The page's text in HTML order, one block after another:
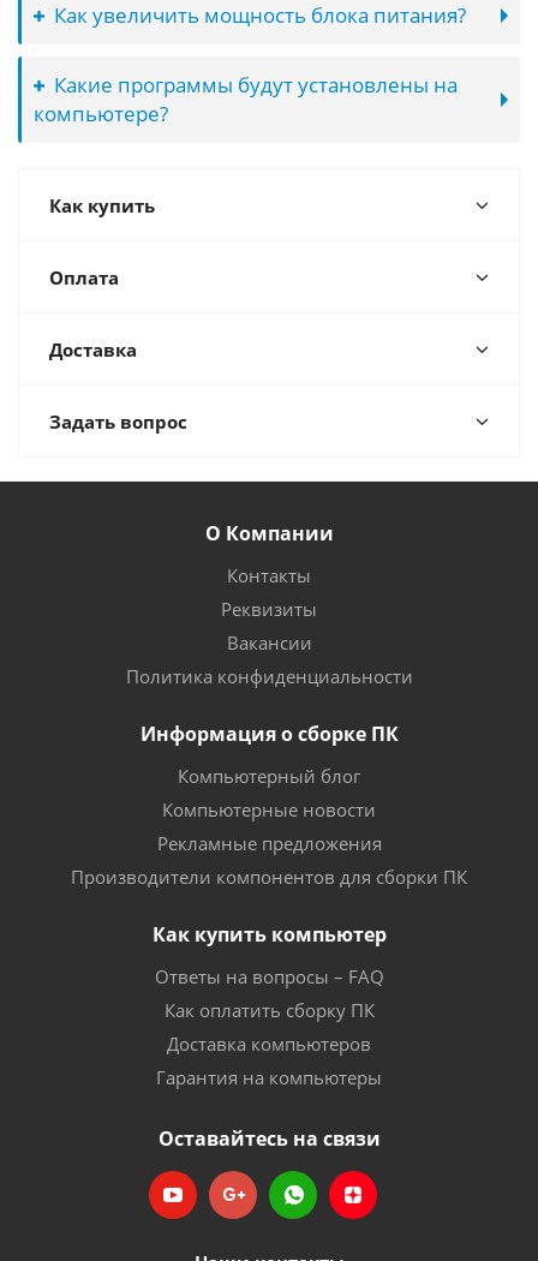
Как увеличить мощность блока питания?
Какие программы будут установлены на
компьютере?
Как купить
Оплата
Доставка
Задать вопрос
О Компании
Контакты
Реквизиты
Вакансии
Политика конфиденциальности
Информация о сборке ПК
Компьютерный блог
Компьютерные новости
Рекламные предложения
Производители компонентов для сборки ПК
Как купить компьютер
Ответы на вопросы – FAQ
Как оплатить сборку ПК
Доставка компьютеров
Гарантия на компьютеры
Оставайтесь на связи